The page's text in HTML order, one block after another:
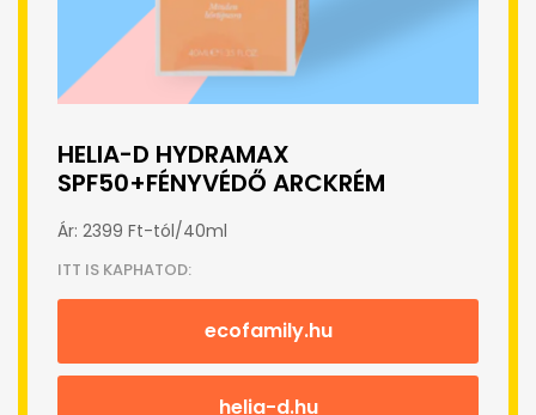
HELIA-D HYDRAMAX
SPF50+FÉNYVÉDŐ ARCKRÉM
Ár: 2399 Ft-tól/40ml
ITT IS KAPHATOD:
ecofamily.hu
helia-d.hu